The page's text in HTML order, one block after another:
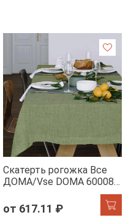
Скатерть рогожка Все
ДОМА/Vse DOMA 60008-
от 617.11 ₽